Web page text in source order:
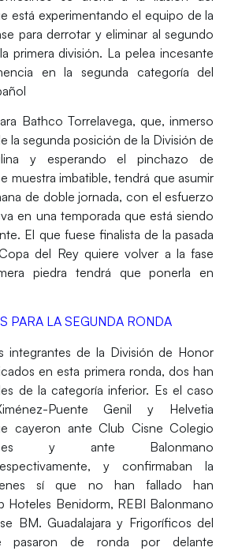
está experimentando el equipo de la
para derrotar y eliminar al segundo
primera división. La pelea incesante
en la segunda categoría del
Bathco Torrelavega, que, inmerso
la segunda posición de la División de
y esperando el pinchazo de
muestra imbatible, tendrá que asumir
de doble jornada, con el esfuerzo
en una temporada que está siendo
El que fuese finalista de la pasada
del Reyquiere volver a la fase
piedra tendrá que ponerla en
PARA LA SEGUNDA RONDA
integrantes de la División de Honor
en esta primera ronda, dos han
de la categoría inferior. Es el caso
Puente Genil y Helvetia
cayeron anteClub Cisne Colegio
y ante Balonmano
y confirmaban la
sí que no han fallado han
Hoteles Benidorm, REBI Balonmano
BM. Guadalajara y Frigoríficos del
pasaron de ronda por delante